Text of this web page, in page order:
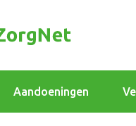
Aandoeningen